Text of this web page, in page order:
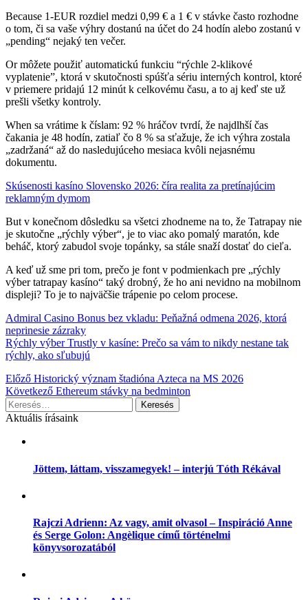
Because 1‑EUR rozdiel medzi 0,99 € a 1 € v stávke často rozhodne
o tom, či sa vaše výhry dostanú na účet do 24 hodín alebo zostanú v
„pending“ nejaký ten večer.
Or môžete použiť automatickú funkciu “rýchle 2‑klikové
vyplatenie”, ktorá v skutočnosti spúšťa sériu interných kontrol, ktoré
v priemere pridajú 12 minút k celkovému času, a to aj keď ste už
prešli všetky kontroly.
When sa vrátime k číslam: 92 % hráčov tvrdí, že najdlhší čas
čakania je 48 hodín, zatiaľ čo 8 % sa sťažuje, že ich výhra zostala
„zadržaná“ až do nasledujúceho mesiaca kvôli nejasnému
dokumentu.
Skúsenosti kasíno Slovensko 2026: číra realita za pretínajúcim
reklamným dymom
But v konečnom dôsledku sa všetci zhodneme na to, že Tatrapay nie
je skutočne „rýchly výber“, je to viac ako pomalý maratón, kde
beháč, ktorý zabudol svoje topánky, sa stále snaží dostať do cieľa.
A keď už sme pri tom, prečo je font v podmienkach pre „rýchly
výber tatrapay kasíno“ taký drobný, že ho ani nevidno na mobilnom
displeji? To je to najväčšie trápenie po celom procese.
Admiral Casino Bonus bez vkladu: Peňažná odmena 2026, ktorá
neprinesie zázraky
Rýchly výber Trustly v kasíne: Prečo sa vám to nikdy nestane tak
rýchly, ako sľubujú
Bejegyzés
navigáció
Előző Historický význam štadióna Azteca na MS 2026
Következő Ethereum stávky na bedminton
Keresés:
Aktuális írásaink
Jöttem, láttam, visszamegyek! – interjú Tóth Rékával
Rajczi Adrienn: Az vagy, amit olvasol – Inspiráció Anne
és Serge Golon: Angèlique című történelmi
könyvsorozatából